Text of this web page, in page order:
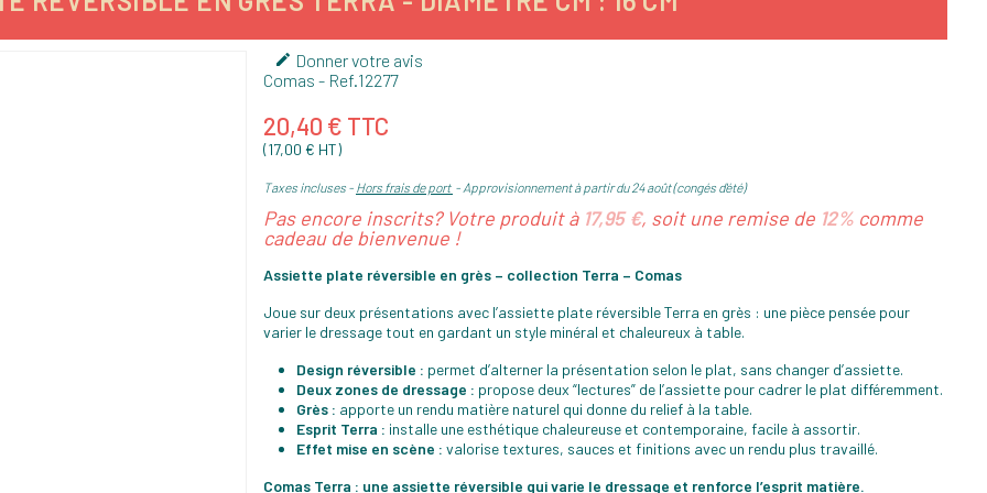
 Donner votre avis
Comas - Ref. 12277
20,40 € TTC
(17,00 € HT)
Taxes incluses Hors frais de port Approvisionnement à partir du 24 août (congés d'été)
Pas encore inscrits? Votre produit à 17,95 €, soit une remise de 12% comme
cadeau de bienvenue !
Assiette plate réversible en grès – collection Terra – Comas
Joue sur deux présentations avec l’assiette plate réversible Terra en grès : une pièce pensée pour
varier le dressage tout en gardant un style minéral et chaleureux à table.
Design réversible : permet d’alterner la présentation selon le plat, sans changer d’assiette.
Deux zones de dressage : propose deux “lectures” de l’assiette pour cadrer le plat différemment.
Grès : apporte un rendu matière naturel qui donne du relief à la table.
Esprit Terra : installe une esthétique chaleureuse et contemporaine, facile à assortir.
Effet mise en scène : valorise textures, sauces et finitions avec un rendu plus travaillé.
Comas Terra : une assiette réversible qui varie le dressage et renforce l’esprit matière.